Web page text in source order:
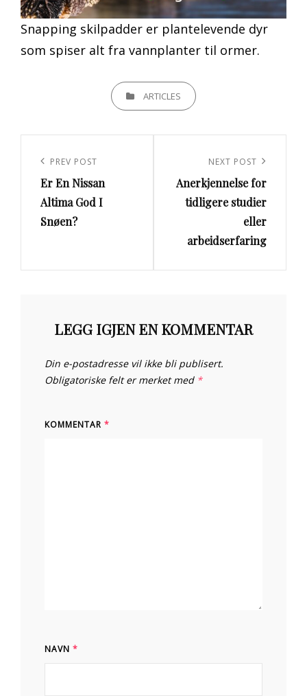
Snapping skilpadder er plantelevende dyr
som spiser alt fra vannplanter til ormer.
CATEGORIESARTICLES
Previous
Post
PREV POST
Er En Nissan
Altima God I
Snøen?
Post
NEXT POST
Anerkjennelse for
tidligere studier
eller
arbeidserfaring
LEGG IGJEN EN KOMMENTAR
Din e-postadresse vil ikke bli publisert.
Obligatoriske felt er merket med *
KOMMENTAR *
NAVN *